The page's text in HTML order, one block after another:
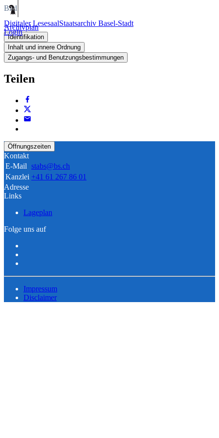
Digitaler LesesaalStaatsarchiv Basel-Stadt
Login
Bild
Archivplan
Identifikation
Inhalt und innere Ordnung
Zugangs- und Benutzungsbestimmungen
Teilen
Öffnungszeiten
Kontakt
E-Mail stabs@bs.ch
Kanzlei +41 61 267 86 01
Adresse
Links
Lageplan
Folge uns auf
Impressum
Disclaimer